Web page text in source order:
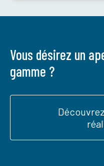
Vous désirez un
gamme ?